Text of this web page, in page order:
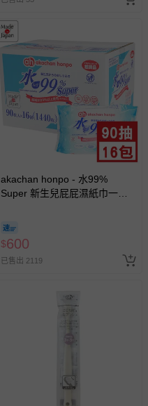
akachan honpo - 水99%
Super 新生兒屁屁濕紙巾一般
$600
已售出 2119